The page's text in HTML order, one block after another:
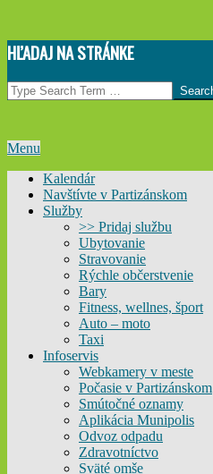
Skip
to
content
HĽADAJ NA STRÁNKE
Search
Primary
Menu
Menu
Kalendár
Navštívte v Partizánskom
Služby
>> Pridaj službu
Ubytovanie
Stravovanie
Rýchle občerstvenie
Bary
Fitness, wellnes, šport
Auto – moto
Taxi
Infoservis
Webkamery v meste
Počasie v Partizánskom
Smútočné oznamy
Aplikácia Munipolis
Odvoz odpadu
Zdravotníctvo
Sväté omše